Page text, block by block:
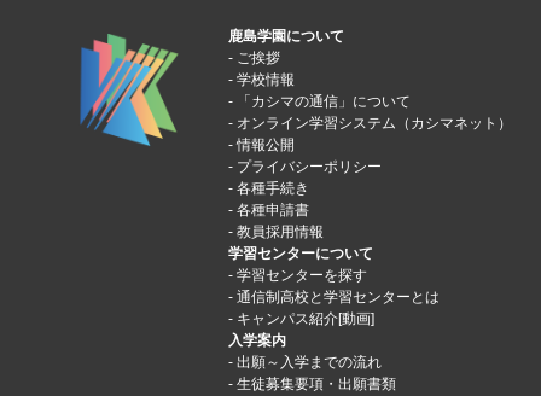
鹿島学園について
ご挨拶
学校情報
「カシマの通信」について
オンライン学習システム（カシマネット）
情報公開
プライバシーポリシー
各種手続き
各種申請書
教員採用情報
学習センターについて
学習センターを探す
通信制高校と学習センターとは
キャンパス紹介[動画]
入学案内
出願～入学までの流れ
生徒募集要項・出願書類